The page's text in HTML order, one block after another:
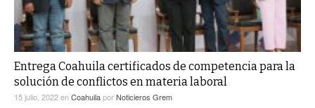
Entrega Coahuila certificados de competencia para la
solución de conflictos en materia laboral
15 julio, 2022enCoahuilaporNoticieros Grem